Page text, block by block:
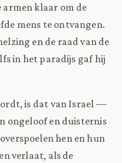
klaar om de
mens te ontvangen.
en de raad van de
in het paradijs gaf hij
is dat van Israel —
ongeloof en duisternis
hen en hun
verlaat, als de